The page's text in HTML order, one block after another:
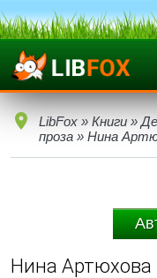
LibFox » Книги »
проза » Нина
Нина Артюхова